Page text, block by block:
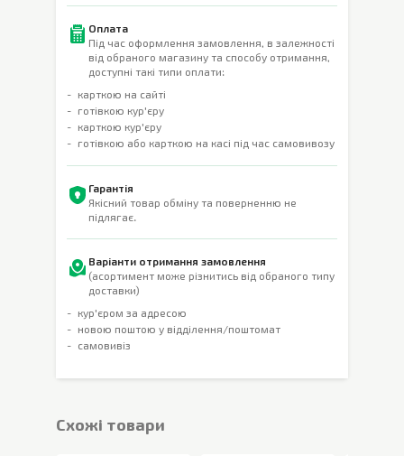
Оплата
Під час оформлення замовлення, в залежності
від обраного магазину та способу отримання,
доступні такі типи оплати:
карткою на сайті
готівкою кур'єру
карткою кур'єру
готівкою або карткою на касі під час самовивозу
Гарантія
Якісний товар обміну та поверненню не
підлягає.
Варіанти отримання замовлення
(асортимент може різнитись від обраного типу
доставки)
кур'єром за адресою
новою поштою у відділення/поштомат
самовивіз
Cхожі товари